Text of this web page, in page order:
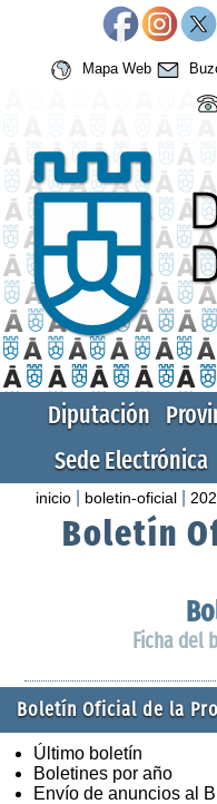
Mapa Web
Diputación
Sede Electrónica
inicio boletin-oficial
Boletín
Ficha del
Boletín Oficial de la
Último boletín
Boletines por año
Envío de anuncios al